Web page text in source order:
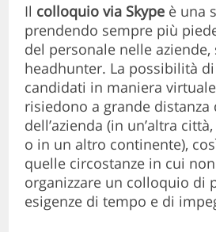
Il colloquio via Skype è una
prendendo sempre più
del personale nelle
headhunter. La possibilità
candidati in maniera
risiedono a grande distanza
dell’azienda (in un’altra
o in un altro continente),
quelle circostanze in cui
organizzare un colloquio di
esigenze di tempo e di